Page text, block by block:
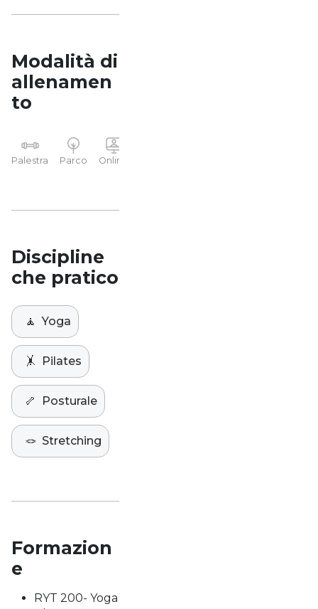
Modalità di
allenamen
to
Palestra Parco Online
Discipline
che pratico
🧘 Yoga
🤸 Pilates
🦴 Posturale
🪢 Stretching
Formazion
e
RYT 200- Yoga